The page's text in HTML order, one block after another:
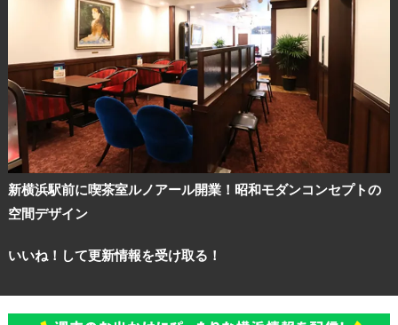
新横浜駅前に喫茶室ルノアール開業！昭和モダンコンセプトの
空間デザイン
いいね！して更新情報を受け取る！